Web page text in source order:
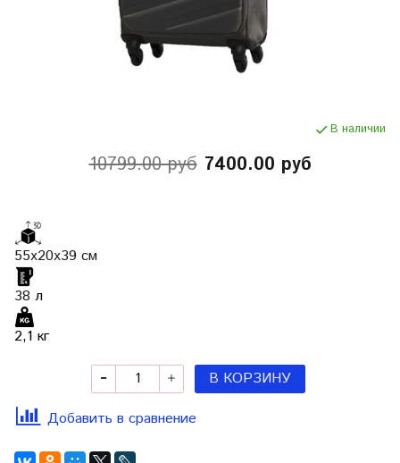
В наличии
10799.00 руб 7400.00 руб
55х20х39 см
38 л
2,1 кг
В КОРЗИНУ
Добавить в сравнение